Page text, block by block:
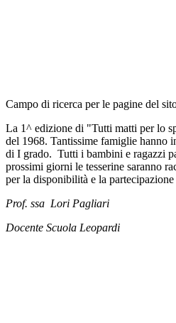
Campo di ricerca per le pagine del
La 1^ edizione di "Tutti matti per lo
del 1968. Tantissime famiglie hanno
di I grado. Tutti i bambini e ragazzi
prossimi giorni le tesserine saranno
per la disponibilità e la
Prof. ssa Lori Pagliari
Docente Scuola Leopardi